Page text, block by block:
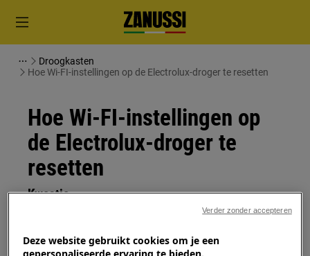
Droogkasten
Hoe Wi-FI-instellingen op de Electrolux-droger te resetten
Hoe Wi-FI-instellingen op
de Electrolux-droger te
resetten
Kwestie
op mijn Electrolux-droger
Deze website gebruikt cookies om je een
Verder zonder accepteren